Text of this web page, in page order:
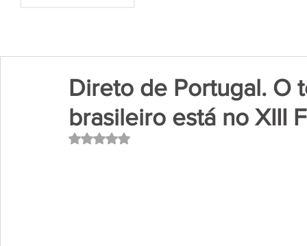
Direto de Portugal. O
brasileiro está no XIII
Avaliado com NaN de 5 estrelas.